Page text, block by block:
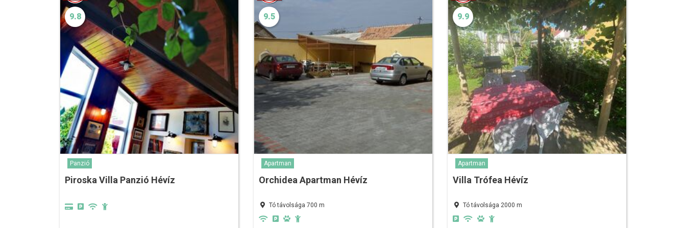
9.8
Panzió
Piroska Villa Panzió Hévíz
9.5
Apartman
Orchidea Apartman Hévíz
Tó távolsága 700 m
9.9
Apartman
Villa Trófea Hévíz
Tó távolsága 2000 m